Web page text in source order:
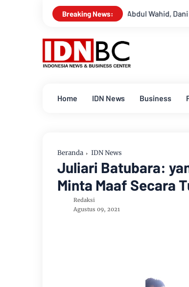
Breaking News:
Setelah Abdul Wahid, Dani M Nursalam
Home IDN News Business
Beranda IDN News
Juliari Batubara:
Minta Maaf Secara
Redaksi
Agustus 09, 2021